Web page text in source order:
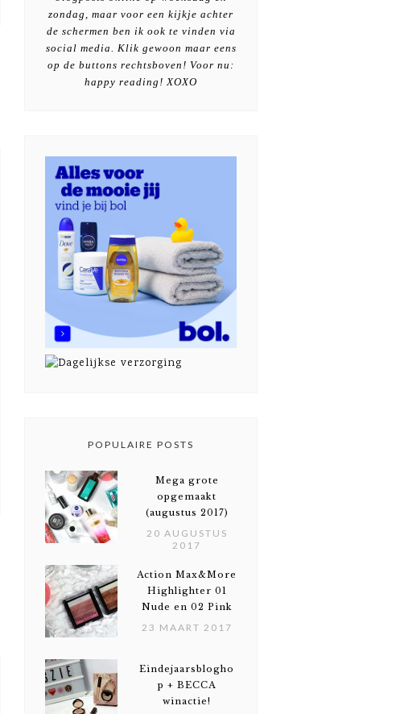
zondag, maar voor een kijkje achter
de schermen ben ik ook te vinden via
social media. Klik gewoon maar eens
op de buttons rechtsboven! Voor nu:
happy reading! XOXO
POPULAIRE POSTS
Mega grote
opgemaakt
(augustus 2017)
20 AUGUSTUS
2017
Action Max&More
Highlighter 01
Nude en 02 Pink
23 MAART 2017
Eindejaarsblogho
p + BECCA
winactie!